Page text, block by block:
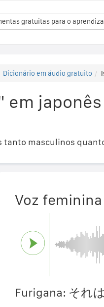
gratuitas para o
Dicionário em áudio gratuito
em
tanto masculinos
Voz feminina
Furigana: それ